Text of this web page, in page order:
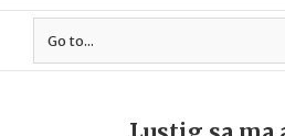
Go to...